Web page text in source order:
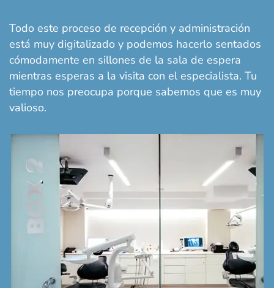
Todo este proceso de recepción y administración
está muy digitalizado y podemos hacerlo sentados
cómodamente en sillones de la sala de espera
mientras esperas a la visita con el especialista. Tu
tiempo nos preocupa porque sabemos que es muy
valioso.